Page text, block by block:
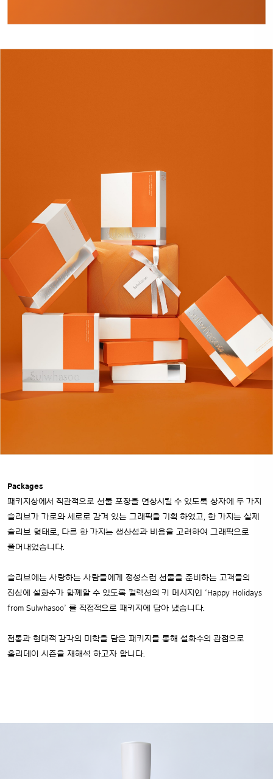
Packages
패키지상에서 직관적으로 선물 포장을 연상시킬 수 있도록 상자에 두 가지
슬리브가 가로와 세로로 감겨 있는 그래픽을 기획 하였고, 한 가지는 실제
슬리브 형태로, 다른 한 가지는 생산성과 비용을 고려하여 그래픽으로
풀어내었습니다.
슬리브에는 사랑하는 사람들에게 정성스런 선물을 준비하는 고객들의
진심에 설화수가 함께할 수 있도록 컬렉션의 키 메시지인 ‘Happy Holidays
from Sulwhasoo’ 를 직접적으로 패키지에 담아 냈습니다.
전통과 현대적 감각의 미학을 담은 패키지를 통해 설화수의 관점으로
홀리데이 시즌을 재해석 하고자 합니다.